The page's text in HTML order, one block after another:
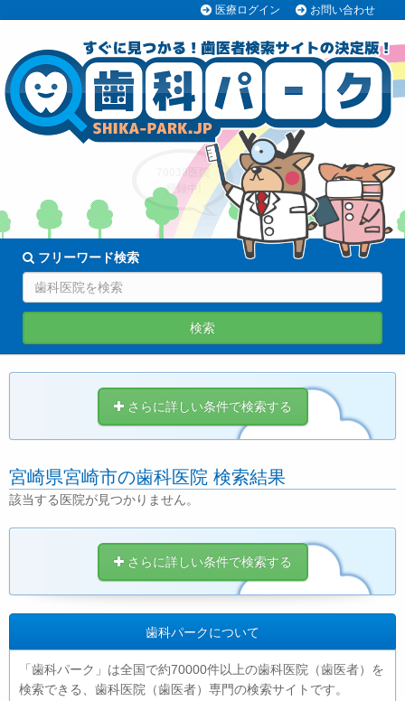
医療ログイン お問い合わせ
70038医院
登録中!
フリーワード検索
検索
さらに詳しい条件で検索する
宮崎県宮崎市の歯科医院 検索結果
該当する医院が見つかりません。
さらに詳しい条件で検索する
歯科パークについて
「歯科パーク」は全国で約70000件以上の歯科医院（歯医者）を
検索できる、歯科医院（歯医者）専門の検索サイトです。